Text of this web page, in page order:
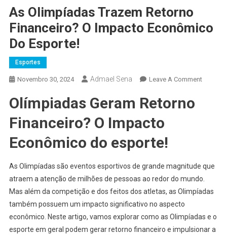
As Olimpíadas Trazem Retorno
Financeiro? O Impacto Econômico
Do Esporte!
Esportes
Novembro 30, 2024 Admael Sena Leave A CommentOn
Do
Esporte!
Olímpiadas Geram Retorno
Financeiro? O Impacto
Econômico do esporte!
As Olimpíadas são eventos esportivos de grande magnitude que
atraem a atenção de milhões de pessoas ao redor do mundo.
Mas além da competição e dos feitos dos atletas, as Olimpíadas
também possuem um impacto significativo no aspecto
econômico. Neste artigo, vamos explorar como as Olimpíadas e o
esporte em geral podem gerar retorno financeiro e impulsionar a